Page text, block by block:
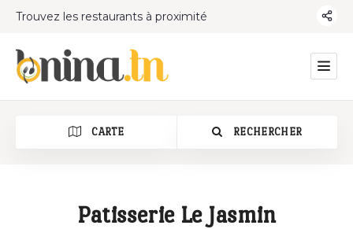
Trouvez les restaurants à proximité
CARTE RECHERCHER
Patisserie Le Jasmin